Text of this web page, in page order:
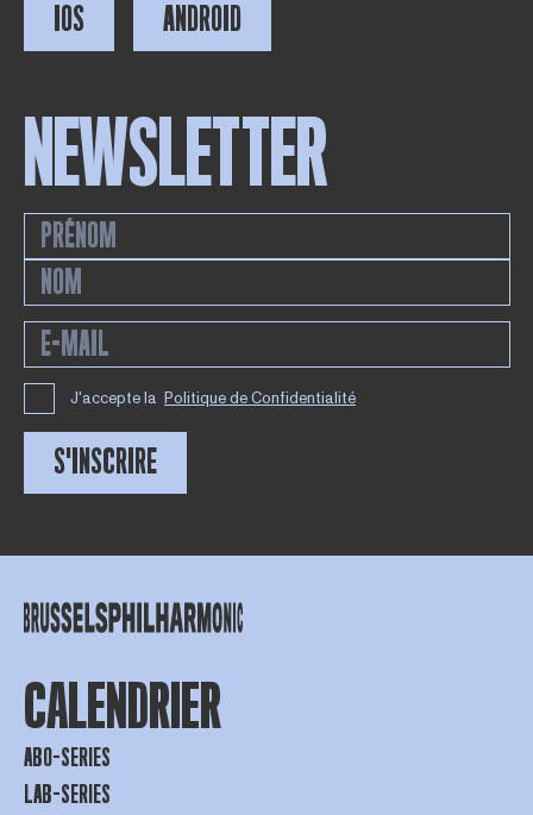
IOS ANDROID
NEWSLETTER
J'accepte la Politique de Confidentialité
S'INSCRIRE
CALENDRIER
ABO-SERIES
LAB-SERIES